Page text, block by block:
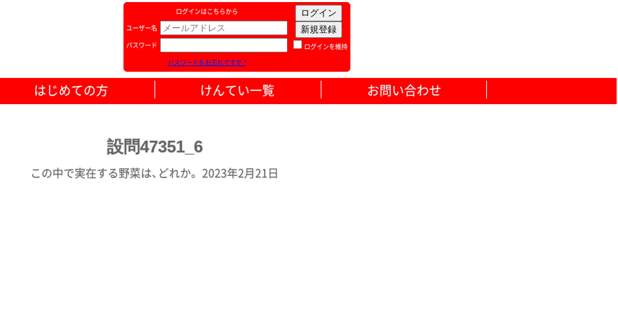
ログインはこちらから
ログインを維持
ユーザー名
パスワード
パスワードをお忘れですか ?
はじめての方 けんてい一覧 お問い合わせ
設問47351_6
この中で実在する野菜は、どれか。 2023年2月21日